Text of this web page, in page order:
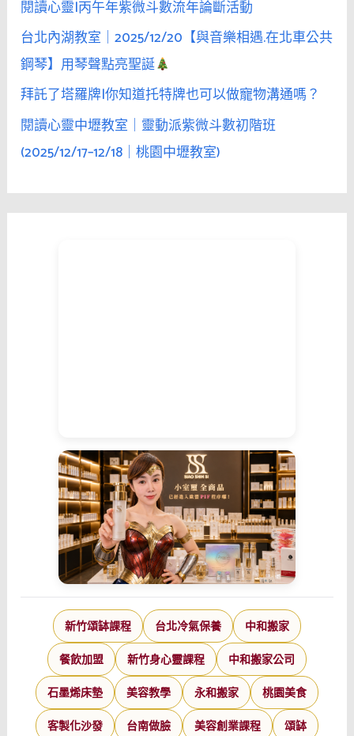
閱讀心靈|丙午年紫微斗數流年論斷活動
台北內湖教室｜2025/12/20【與音樂相遇.在北車公共
鋼琴】用琴聲點亮聖誕
拜託了塔羅牌|你知道托特牌也可以做寵物溝通嗎？
閱讀心靈中壢教室｜靈動派紫微斗數初階班
(2025/12/17–12/18｜桃園中壢教室)
新竹頌缽課程 台北冷氣保養 中和搬家
餐飲加盟 新竹身心靈課程 中和搬家公司
石墨烯床墊 美容教學 永和搬家 桃園美食
客製化沙發 台南做臉 美容創業課程 頌缽